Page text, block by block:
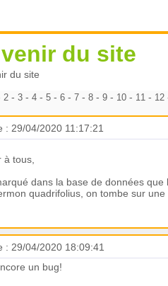
du site
du site
2- 3- 4- 5- 6- 7- 8- 9- 10- 11 - 12
: 29/04/2020 11:17:21
à tous,
dans la base de données
quadrifolius, on tombe sur
: 29/04/2020 18:09:41
un bug!